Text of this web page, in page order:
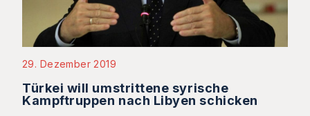
29. Dezember 2019
Türkei will umstrittene syrische
Kampftruppen nach Libyen schicken